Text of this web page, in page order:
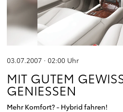
03.07.2007 · 02:00 Uhr
MIT GUTEM
GENIESSEN
Mehr Komfort? - Hybrid fahren!